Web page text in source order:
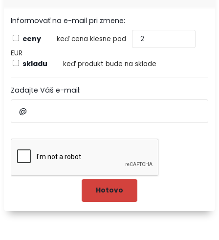
Informovať na e-mail pri zmene:
ceny
keď cena klesne pod
EUR
skladu keď produkt bude na sklade
Zadajte Váš e-mail: